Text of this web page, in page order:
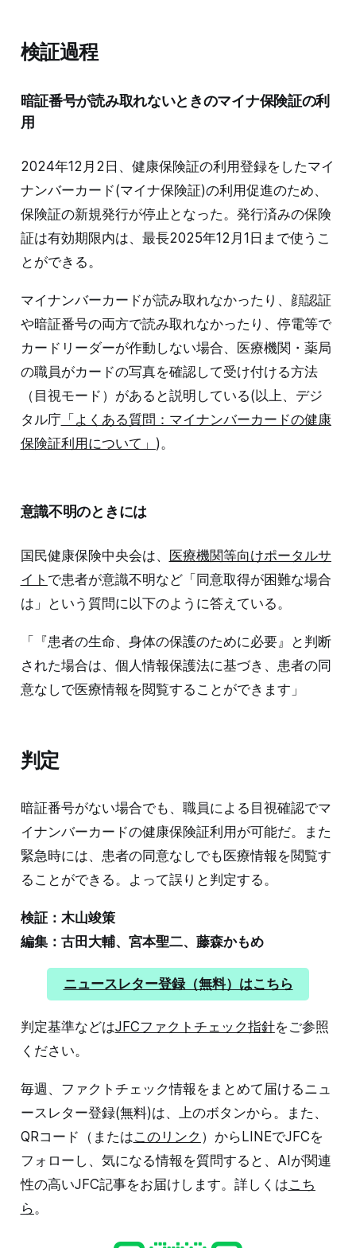
検証過程
暗証番号が読み取れないときのマイナ保険証の利
用
2024年12月2日、健康保険証の利用登録をしたマイ
ナンバーカード(マイナ保険証)の利用促進のため、
保険証の新規発行が停止となった。発行済みの保険
証は有効期限内は、最長2025年12月1日まで使うこ
とができる。
マイナンバーカードが読み取れなかったり、顔認証
や暗証番号の両方で読み取れなかったり、停電等で
カードリーダーが作動しない場合、医療機関・薬局
の職員がカードの写真を確認して受け付ける方法
（目視モード）があると説明している(以上、デジ
タル庁「よくある質問：マイナンバーカードの健康
保険証利用について」 )。
意識不明のときには
国民健康保険中央会は、
医療機関等向けポータルサ
イト で患者が意識不明など「同意取得が困難な場合
は」という質問に以下のように答えている。
「『患者の生命、身体の保護のために必要』と判断
された場合は、個人情報保護法に基づき、患者の同
意なしで医療情報を閲覧することができます」
判定
暗証番号がない場合でも、職員による目視確認でマ
イナンバーカードの健康保険証利用が可能だ。また
緊急時には、患者の同意なしでも医療情報を閲覧す
ることができる。よって誤りと判定する。
検証：木山竣策
編集：古田大輔、宮本聖二、藤森かもめ
ニュースレター登録（無料）はこちら
判定基準などはJFCファクトチェック指針をご参照
ください。
毎週、ファクトチェック情報をまとめて届けるニュ
ースレター登録(無料)は、上のボタンから。また、
QRコード（またはこのリンク ）からLINEでJFCを
フォローし、気になる情報を質問すると、AIが関連
性の高いJFC記事をお届けします。詳しくはこち
ら。